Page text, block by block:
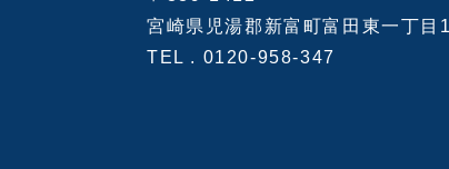
宮崎県児湯郡新富町富田東一丁目
TEL . 0120-958-347